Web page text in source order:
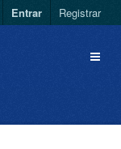
Entrar Registrar